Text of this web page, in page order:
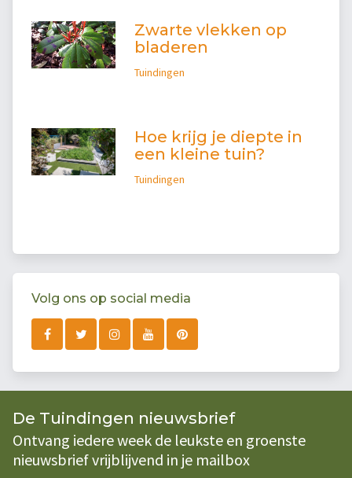
Zwarte vlekken op
bladeren
Tuindingen
Hoe krijg je diepte in
een kleine tuin?
Tuindingen
Volg ons op social media
De Tuindingen nieuwsbrief
Ontvang iedere week de leukste en groenste
nieuwsbrief vrijblijvend in je mailbox